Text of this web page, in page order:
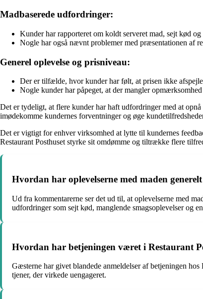
Madbaserede udfordringer:
Kunder har rapporteret om koldt serveret mad, sejt kød
Nogle har også nævnt problemer med præsentationen af
Generel oplevelse og prisniveau:
Der er tilfælde, hvor kunder har følt, at prisen ikke
Nogle kunder har påpeget, at der mangler
Det er tydeligt, at flere kunder har haft udfordringer med at
imødekomme kundernes forventninger og øge
Det er vigtigt for enhver virksomhed at lytte til kundernes
Restaurant Posthuset styrke sit omdømme og tiltrække flere
Hvordan har oplevelserne med maden
Ud fra kommentarerne ser det ud til, at oplevelserne med
udfordringer som sejt kød, manglende smagsoplevelser og
Hvordan har betjeningen været i Restaurant
Gæsterne har givet blandede anmeldelser af betjeningen
tjener, der virkede uengageret.